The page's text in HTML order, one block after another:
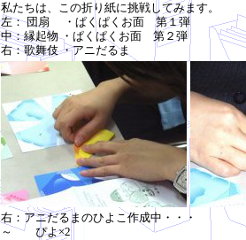
私たちは、この折り紙に挑戦し
左： 団扇 ・ぱくぱくお面 第１弾
中：縁起物 ・ぱくぱくお面 第２弾
右：歌舞伎 ・アニだるま
右：アニだるまのひ
～ ぴよ×2